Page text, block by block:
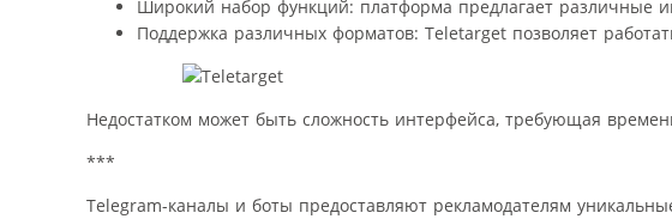
Широкий набор функций: платформа предлагает различные
Поддержка различных форматов: Teletarget позволяет
Недостатком может быть сложность интерфейса, требующая
***
Telegram-каналы и боты предоставляют рекламодателям